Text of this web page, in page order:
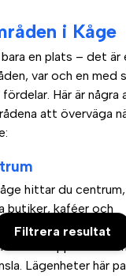
Filtrera resultat
i Kåge
en plats – det är
var och en med
Här är några
att överväga
hittar du
butiker, kaféer och
Det är
allt och uppskattar
Lägenheter här